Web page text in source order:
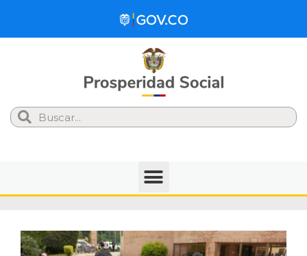
Search